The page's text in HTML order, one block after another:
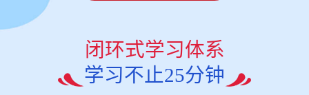
闭环式学习体系
学习不止25分钟